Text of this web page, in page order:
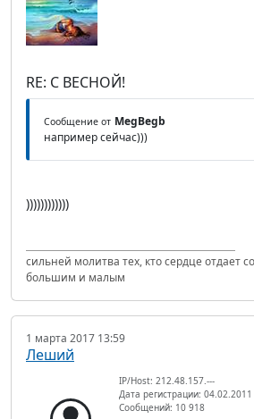
RE: С ВЕСНОЙ!
Сообщение от MegBegb
например сейчас)))
))))))))))))
сильней молитва тех, кто сердце отдает
большим и малым
1 марта 2017 13:59
Леший
IP/Host: 212.48.157.---
Дата регистрации: 04.02.2011
Сообщений: 10 918